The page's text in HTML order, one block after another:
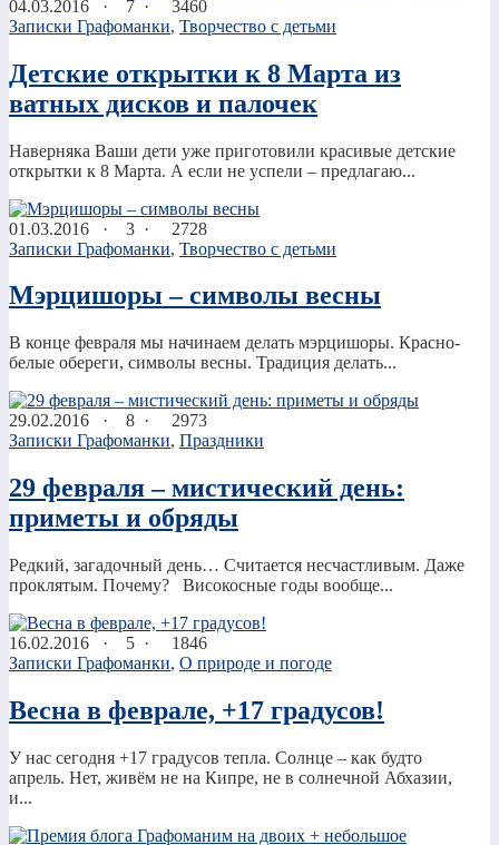
04.03.2016 · 7 ·
3460
Записки Графоманки, Творчество с детьми
Детские открытки к 8 Марта из
ватных дисков и палочек
Наверняка Ваши дети уже приготовили красивые детские
открытки к 8 Марта. А если не успели – предлагаю...
01.03.2016 · 3 ·
2728
Записки Графоманки, Творчество с детьми
Мэрцишоры – символы весны
В конце февраля мы начинаем делать мэрцишоры. Красно-
белые обереги, символы весны. Традиция делать...
29.02.2016 · 8 ·
2973
Записки Графоманки, Праздники
29 февраля – мистический день:
приметы и обряды
Редкий, загадочный день… Считается несчастливым. Даже
проклятым. Почему? Високосные годы вообще...
16.02.2016 · 5 ·
1846
Записки Графоманки, О природе и погоде
Весна в феврале, +17 градусов!
У нас сегодня +17 градусов тепла. Солнце – как будто
апрель. Нет, живём не на Кипре, не в солнечной Абхазии,
и...